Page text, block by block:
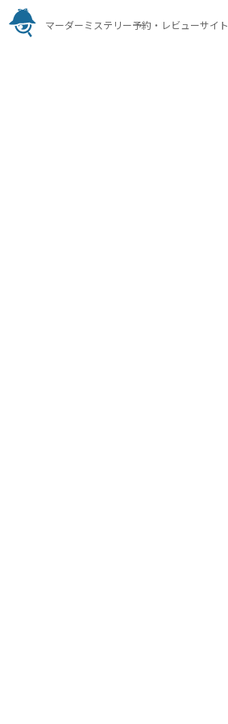
マーダーミステリー予約・レビューサイト